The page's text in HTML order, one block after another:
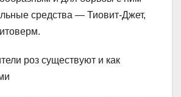
средства — Тиовит-Джет,